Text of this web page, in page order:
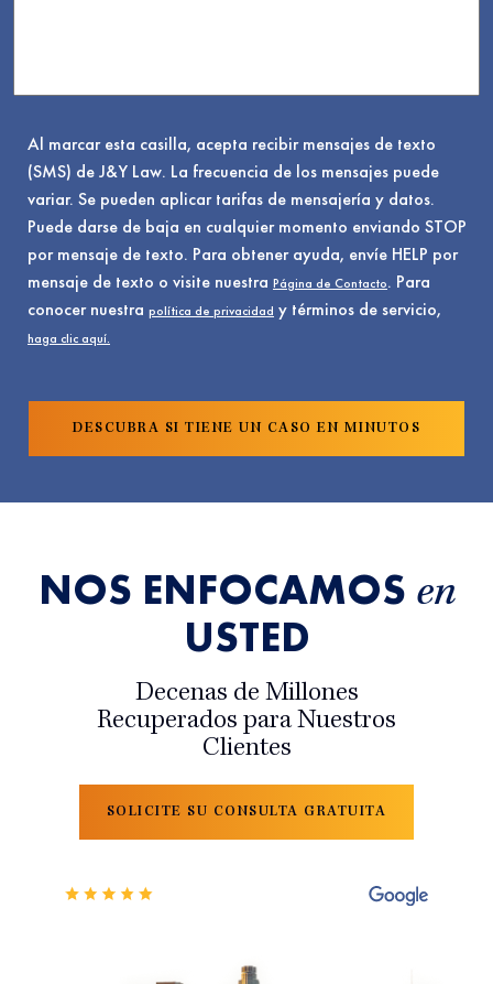
Al marcar esta casilla, acepta recibir mensajes de texto
(SMS) de J&Y Law. La frecuencia de los mensajes puede
variar. Se pueden aplicar tarifas de mensajería y datos.
Puede darse de baja en cualquier momento enviando STOP
por mensaje de texto. Para obtener ayuda, envíe HELP por
mensaje de texto o visite nuestra Página de Contacto. Para
conocer nuestra política de privacidad y términos de servicio,
haga clic aquí.
NOS ENFOCAMOS en
USTED
Decenas de Millones
Recuperados para Nuestros
Clientes
SOLICITE SU CONSULTA GRATUITA